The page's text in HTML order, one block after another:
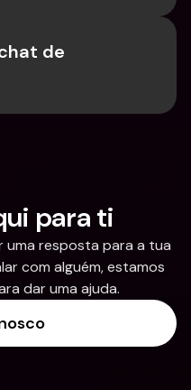
de
para ti
uma resposta para a tua
com alguém, estamos
dar uma ajuda.